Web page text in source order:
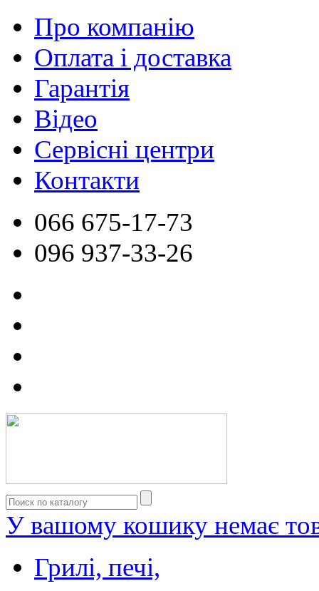
Про компанію
Оплата і доставка
Гарантія
Відео
Сервісні центри
Контакти
066 675-17-73
096 937-33-26
У вашому кошику немає
Грилі, печі,